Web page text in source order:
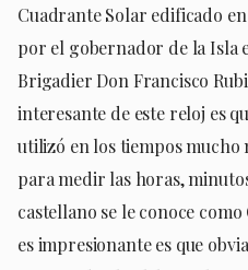
Cuadrante Solar edificado en
por el gobernador de la Isla
Brigadier Don Francisco
interesante de este reloj es
utilizó en los tiempos mucho
para medir las horas,
castellano se le conoce
es impresionante es que